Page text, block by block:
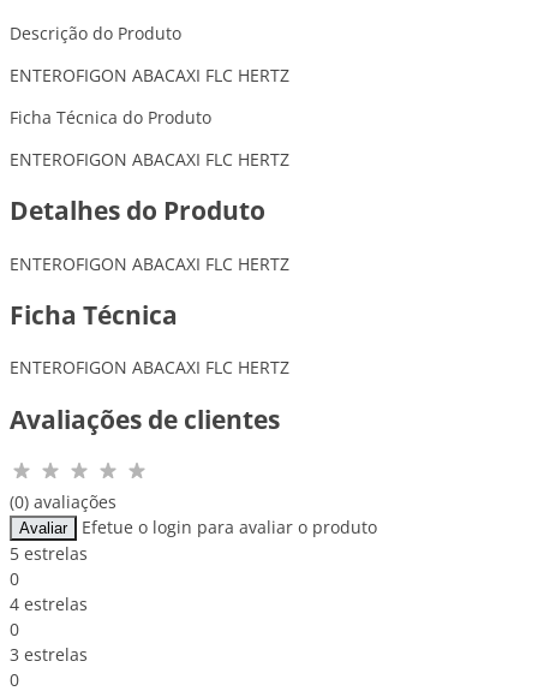
Descrição do Produto
ENTEROFIGON ABACAXI FLC HERTZ
Ficha Técnica do Produto
ENTEROFIGON ABACAXI FLC HERTZ
Detalhes do Produto
ENTEROFIGON ABACAXI FLC HERTZ
Ficha Técnica
ENTEROFIGON ABACAXI FLC HERTZ
Avaliações de clientes
(0) avaliações
Avaliar
Efetue o login para avaliar o produto
5 estrelas
0
4 estrelas
0
3 estrelas
0